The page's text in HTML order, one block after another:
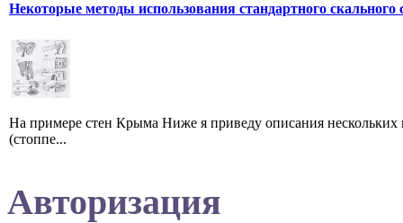
Некоторые методы использования стандартного скального
На примере стен Крыма Ниже я приведу описания нескольких
(стоппе...
Авторизация